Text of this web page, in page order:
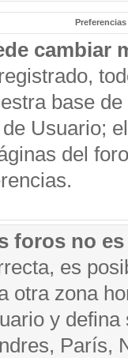
cambiar
base
Usuario;
del
foros no
es
otra zona
y
París,